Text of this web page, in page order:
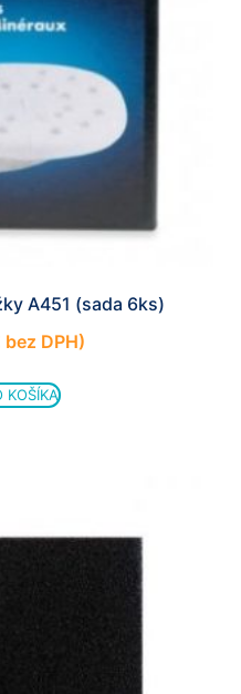
A451 (sada 6ks)
bez DPH)
KOŠÍKA